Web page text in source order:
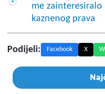
me
kaznenog prava
Podijeli: Facebook X